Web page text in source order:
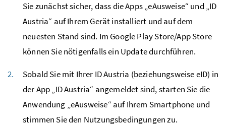
Sie zunächst sicher, dass die Apps „eAusweise“ und „ID
Austria“ auf Ihrem Gerät installiert und auf dem
neuesten Stand sind. Im Google Play Store/App Store
können Sie nötigenfalls ein Update durchführen.
Sobald Sie mit Ihrer ID Austria (beziehungsweise eID) in
der App „ID Austria“ angemeldet sind, starten Sie die
Anwendung „eAusweise“ auf Ihrem Smartphone und
stimmen Sie den Nutzungsbedingungen zu.